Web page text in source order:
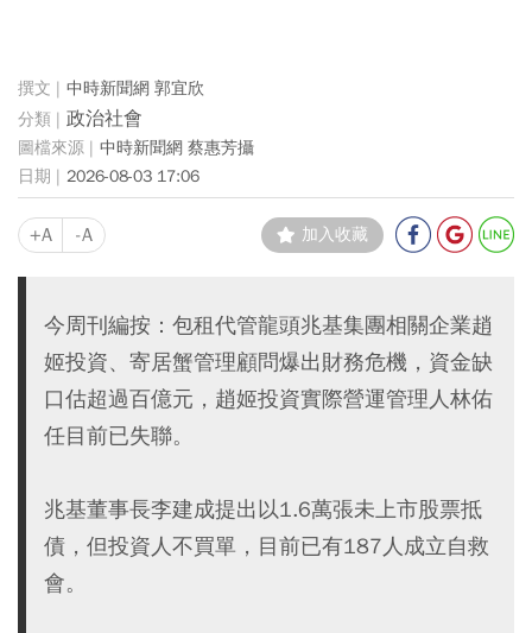
中時新聞網 郭宜欣
政治社會
中時新聞網 蔡惠芳攝
2026-08-03 17:06
+A -A 加入收藏
今周刊編按：包租代管龍頭兆基集團相關企業趙
姬投資、寄居蟹管理顧問爆出財務危機，資金缺
口估超過百億元，趙姬投資實際營運管理人林佑
任目前已失聯。
兆基董事長李建成提出以1.6萬張未上市股票抵
債，但投資人不買單，目前已有187人成立自救
會。